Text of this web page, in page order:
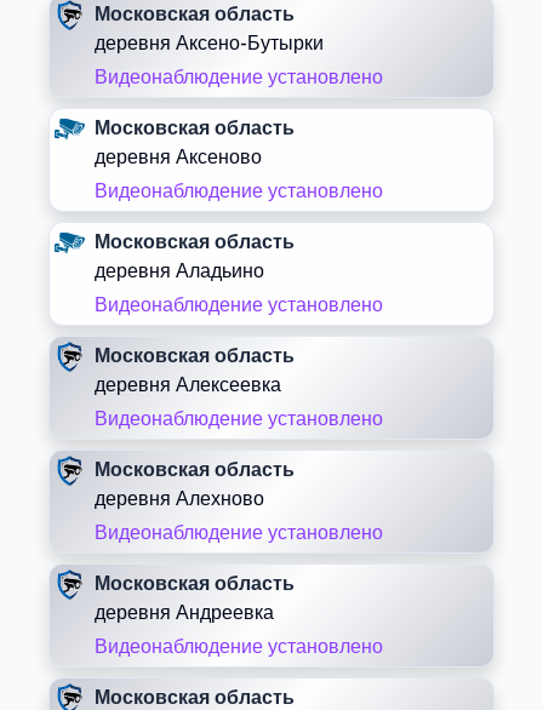
Московская область
деревня Аксено-Бутырки
Видеонаблюдение установлено
Московская область
деревня Аксеново
Видеонаблюдение установлено
Московская область
деревня Аладьино
Видеонаблюдение установлено
Московская область
деревня Алексеевка
Видеонаблюдение установлено
Московская область
деревня Алехново
Видеонаблюдение установлено
Московская область
деревня Андреевка
Видеонаблюдение установлено
Московская область